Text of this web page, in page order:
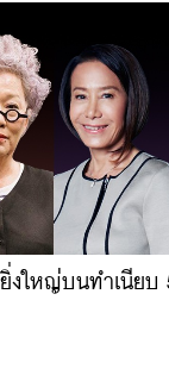
งใหญ่บนทำเนียบ